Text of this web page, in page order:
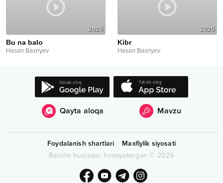
2025
Bu na balo
Hasan Baxriyev
2025
Kibr
Hasan Baxriyev
Qayta aloqa Mavzu
Foydalanish shartlari
Maxfiylik siyosati
Barcha huquqlar himoyalangan © 2026